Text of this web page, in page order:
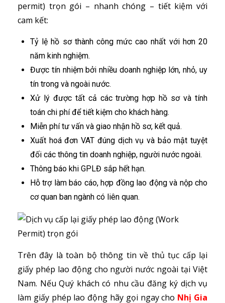
permit) trọn gói – nhanh chóng – tiết kiệm với
cam kết:
Tỷ lệ hồ sơ thành công mức cao nhất với hơn 20
năm kinh nghiệm.
Được tín nhiệm bởi nhiều doanh nghiệp lớn, nhỏ, uy
tín trong và ngoài nước.
Xử lý được tất cả các trường hợp hồ sơ và tính
toán chi phí để tiết kiệm cho khách hàng.
Miễn phí tư vấn và giao nhận hồ sơ, kết quả.
Xuất hoá đơn VAT đúng dịch vụ và bảo mật tuyệt
đối các thông tin doanh nghiệp, người nước ngoài.
Thông báo khi GPLĐ sắp hết hạn.
Hỗ trợ làm báo cáo, hợp đồng lao động và nộp cho
cơ quan ban ngành có liên quan.
Trên đây là toàn bộ thông tin về thủ tục cấp lại
giấy phép lao động cho người nước ngoài tại Việt
Nam. Nếu Quý khách có nhu cầu đăng ký dịch vụ
làm giấy phép lao động hãy gọi ngay cho Nhị Gia